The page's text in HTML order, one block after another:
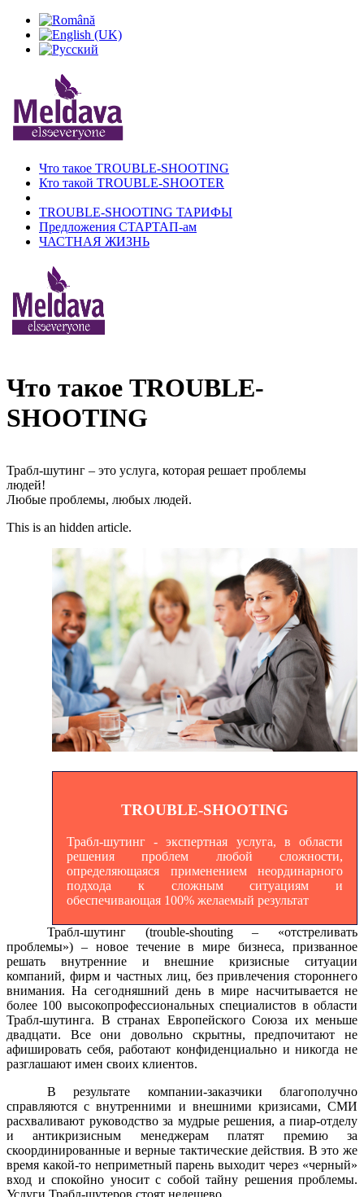
Что такое TROUBLE-SHOOTING
Кто такой TROUBLE-SHOOTER
TROUBLE-SHOOTING ТАРИФЫ
Предложения СТАРТАП-ам
ЧАСТНАЯ ЖИЗНЬ
Что такое TROUBLE-
SHOOTING
Трабл-шутинг – это услуга, которая решает проблемы
людей!
Любые проблемы, любых людей.
This is an hidden article.
TROUBLE-SHOOTING
Трабл-шутинг - экспертная услуга, в области
решения проблем любой сложности,
определяющаяся применением неординарного
подхода к сложным ситуациям и
обеспечивающая 100% желаемый результат
Трабл-шутинг (trouble-shouting – «отстреливать
проблемы») – новое течение в мире бизнеса, призванное
решать внутренние и внешние кризисные ситуации
компаний, фирм и частных лиц, без привлечения стороннего
внимания. На сегодняшний день в мире насчитывается не
более 100 высокопрофессиональных специалистов в области
Трабл-шутинга. В странах Европейского Союза их меньше
двадцати. Все они довольно скрытны, предпочитают не
афишировать себя, работают конфиденциально и никогда не
разглашают имен своих клиентов.
В результате компании-заказчики благополучно
справляются с внутренними и внешними кризисами, СМИ
расхваливают руководство за мудрые решения, а пиар-отделу
и антикризисным менеджерам платят премию за
скоординированные и верные тактические действия. В это же
время какой-то неприметный парень выходит через «черный»
вход и спокойно уносит с собой тайну решения проблемы.